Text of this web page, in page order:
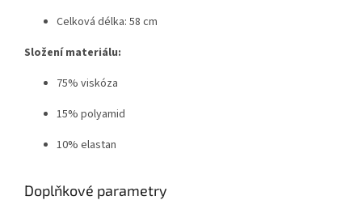
Celková délka: 58 cm
Složení materiálu:
75% viskóza
15% polyamid
10% elastan
Doplňkové parametry